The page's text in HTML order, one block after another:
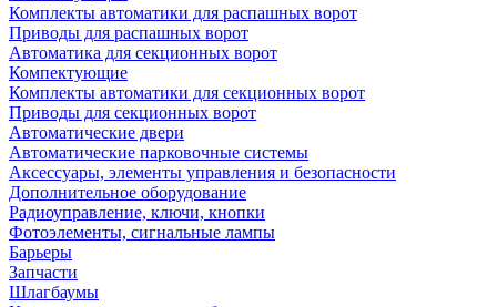
Комплекты автоматики для распашных ворот
Приводы для распашных ворот
Автоматика для секционных ворот
Компектующие
Комплекты автоматики для секционных ворот
Приводы для секционных ворот
Автоматические двери
Автоматические парковочные системы
Аксессуары, элементы управления и безопасности
Дополнительное оборудование
Радиоуправление, ключи, кнопки
Фотоэлементы, сигнальные лампы
Барьеры
Запчасти
Шлагбаумы